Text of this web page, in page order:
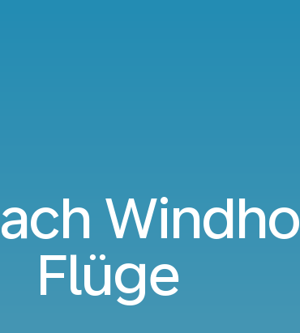
Flüge